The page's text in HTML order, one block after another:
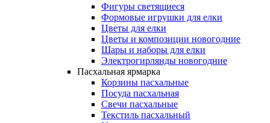
Фигуры светящиеся
Формовые игрушки для елки
Цветы для елки
Цветы и композиции новогодние
Шары и наборы для елки
Электрогирлянды новогодние
Пасхальная ярмарка
Корзины пасхальные
Посуда пасхальная
Свечи пасхальные
Текстиль пасхальный